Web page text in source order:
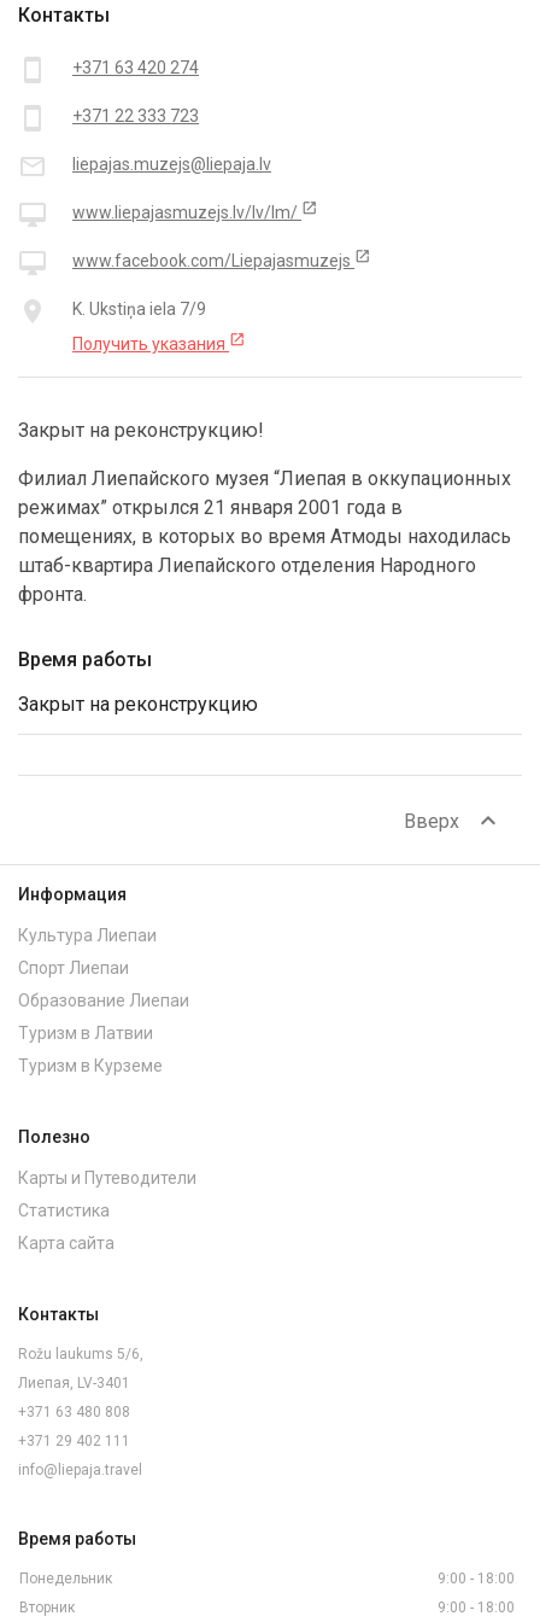
Время работы
Закрыт на реконструкцию
Контакты
smartphone +371 63 420 274
smartphone +371 22 333 723
mail_outline liepajas.muzejs@liepaja.lv
desktop_mac www.liepajasmuzejs.lv/lv/lm/ open_in_new
desktop_mac www.facebook.com/Liepajasmuzejs open_in_new
place
K. Ukstiņa iela 7/9
Получить указания open_in_new
Закрыт на реконструкцию!
Филиал Лиепайского музея “Лиепая в оккупационных
режимах” открылся 21 января 2001 года в
помещениях, в которых во время Атмоды находилась
штаб-квартира Лиепайского отделения Народного
фронта.
Вверх expand_less
Информация
Культура Лиепаи
Спорт Лиепаи
Образование Лиепаи
Туризм в Латвии
Туризм в Курземе
Полезно
Карты и Путеводители
Статистика
Карта сайта
Контакты
Rožu laukums 5/6,
Лиепая, LV-3401
+371 63 480 808
+371 29 402 111
info@liepaja.travel
Время работы
Понедельник
9:00 - 18:00
Вторник
9:00 - 18:00